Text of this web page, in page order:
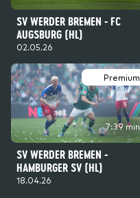
SV WERDER BREMEN - FC
AUGSBURG (HL)
02.05.26
Premium
7:39 min
SV WERDER BREMEN -
HAMBURGER SV (HL)
18.04.26